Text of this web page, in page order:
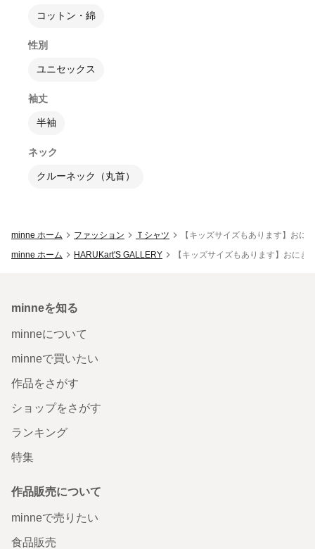
コットン・綿
性別
ユニセックス
袖丈
半袖
ネック
クルーネック（丸首）
minne ホーム ファッション Ｔシャツ
【キッズサイズもあります】お
minne ホーム
HARUKart'S GALLERY 【キッズサイズもあります】おに
minneを知る
minneについて
minneで買いたい
作品をさがす
ショップをさがす
ランキング
特集
作品販売について
minneで売りたい
食品販売